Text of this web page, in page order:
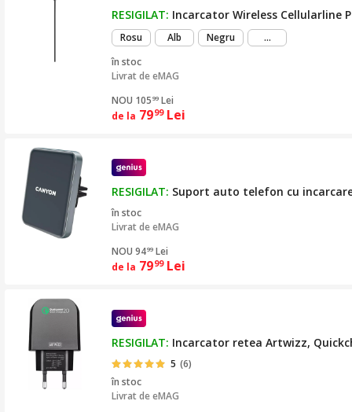
RESIGILAT: Incarcator Wireless Cellularline
Rosu Alb Negru ...mai
în stoc
Livrat deeMAG
NOU 105 99 Lei
de la 7999 Lei
RESIGILAT: Suport auto telefon cu incarcare
în stoc
Livrat deeMAG
NOU 9499 Lei
de la 7999 Lei
RESIGILAT: Incarcator retea Artwizz,
5 (6)
în stoc
Livrat deeMAG